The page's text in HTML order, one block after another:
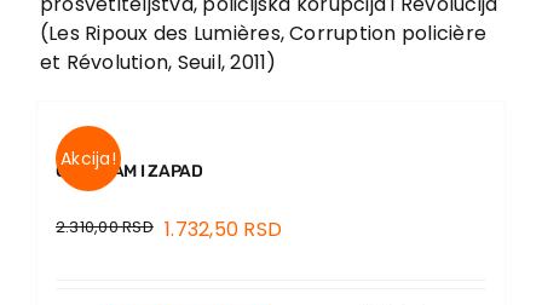
Contact
(Les Ripoux des Lumières, Corruption policière
et Révolution, Seuil, 2011)
Akcija!
ORGAZAM I ZAPAD
2.310,00RSD 1.732,50 RSD